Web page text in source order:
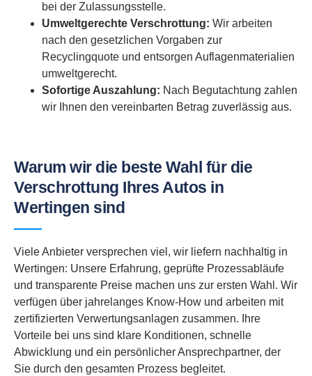
bei der Zulassungsstelle.
Umweltgerechte Verschrottung: Wir arbeiten
nach den gesetzlichen Vorgaben zur
Recyclingquote und entsorgen Auflagenmaterialien
umweltgerecht.
Sofortige Auszahlung: Nach Begutachtung zahlen
wir Ihnen den vereinbarten Betrag zuverlässig aus.
Warum wir die beste Wahl für die
Verschrottung Ihres Autos in
Wertingen sind
Viele Anbieter versprechen viel, wir liefern nachhaltig in
Wertingen: Unsere Erfahrung, geprüfte Prozessabläufe
und transparente Preise machen uns zur ersten Wahl. Wir
verfügen über jahrelanges Know-How und arbeiten mit
zertifizierten Verwertungsanlagen zusammen. Ihre
Vorteile bei uns sind klare Konditionen, schnelle
Abwicklung und ein persönlicher Ansprechpartner, der
Sie durch den gesamten Prozess begleitet.